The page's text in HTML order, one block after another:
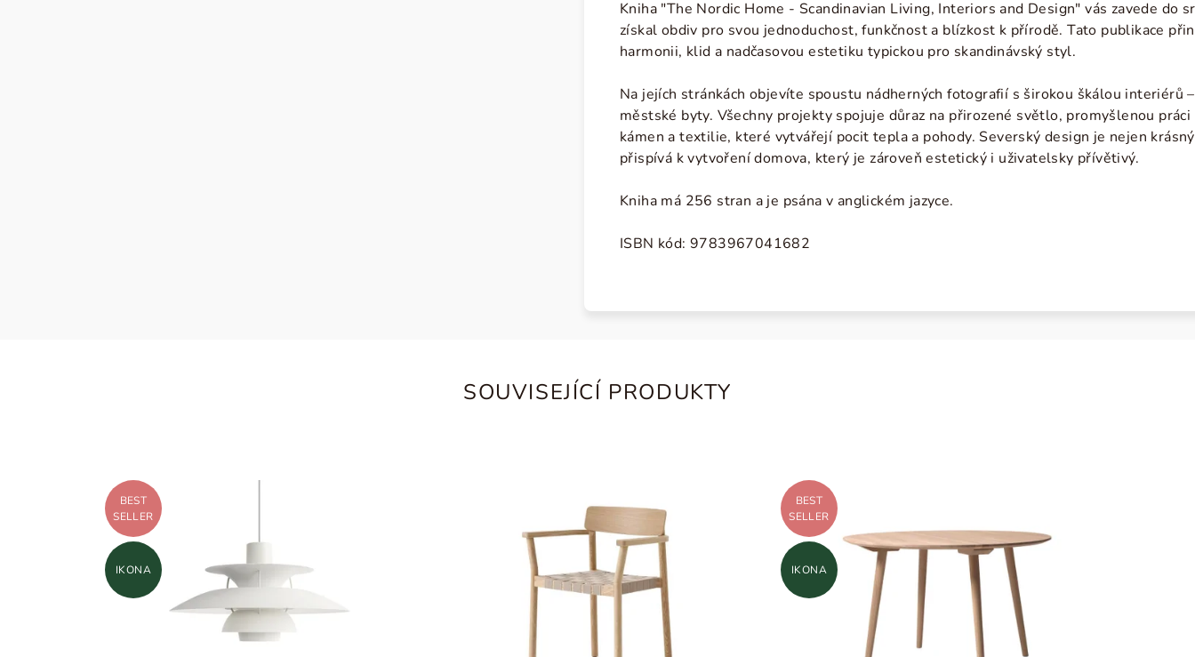
Kniha "The Nordic Home - Scandinavian Living, Interiors and Design" vás zavede do
získal obdiv pro svou jednoduchost, funkčnost a blízkost k přírodě. Tato publikace
harmonii, klid a nadčasovou estetiku typickou pro skandinávský styl.
Na jejích stránkách objevíte spoustu nádherných fotografií s širokou škálou interiérů
městské byty. Všechny projekty spojuje důraz na přirozené světlo, promyšlenou
kámen a textilie, které vytvářejí pocit tepla a pohody. Severský design je nejen
přispívá k vytvoření domova, který je zároveň estetický i uživatelsky přívětivý.
Kniha má 256 stran a je psána v anglickém jazyce.
ISBN kód: 9783967041682
SOUVISEJÍCÍ PRODUKTY
BEST
SELLER
IKONA
BEST
SELLER
IKONA